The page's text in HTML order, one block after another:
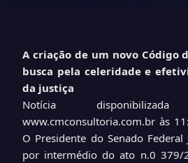
A criação de um novo Código
busca pela celeridade e
da justiça
Notícia
www.cmconsultoria.com.br às
O Presidente do Senado Federal
por intermédio do ato n.0 379/